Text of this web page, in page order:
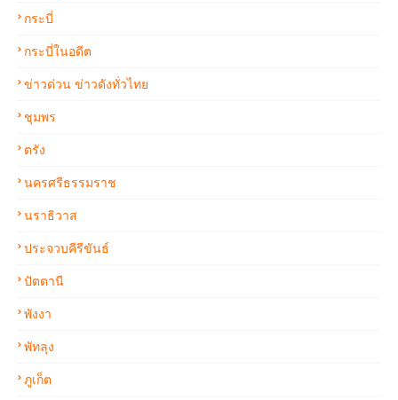
กระบี่
กระบี่ในอดีต
ข่าวด่วน ข่าวดังทั่วไทย
ชุมพร
ตรัง
นครศรีธรรมราช
นราธิวาส
ประจวบคีรีขันธ์
ปัตตานี
พังงา
พัทลุง
ภูเก็ต